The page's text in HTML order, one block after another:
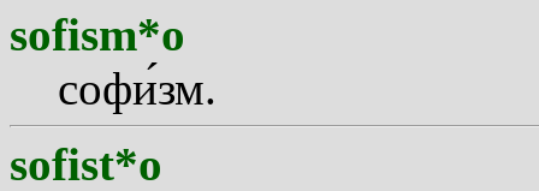
sofism*o
софизм.
sofist*o